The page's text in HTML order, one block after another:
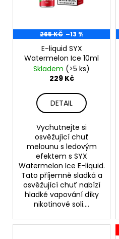
o
d 265 KČ –13 %
E-liquid SYX
Watermelon Ice 10ml
Skladem (>5 ks)
229 Kč
DETAIL
Vychutnejte si
osvěžující chuť
melounu s ledovým
efektem s SYX
Watermelon Ice E-liquid.
Tato příjemně sladká a
osvěžující chuť nabízí
hladké vapování díky
nikotinové soli....